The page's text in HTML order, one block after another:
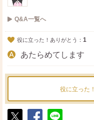
Q&A一覧へ
役に立った！ありがとう： 1
あたらめてします
役に立った！